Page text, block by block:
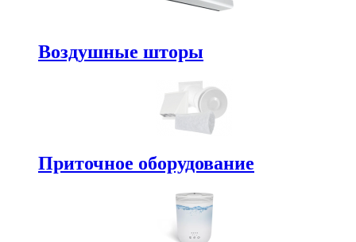
Воздушные шторы
Приточное оборудование